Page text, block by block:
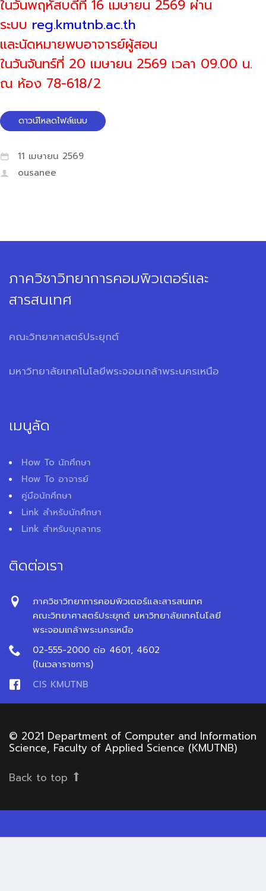
ในวันพฤหัสบดีที่ 16 เมษายน 2569 ผ่าน
ระบบ reg.kmutnb.ac.th
และนัดหมายพบอาจารย์ผู้สอน
ในวันจันทร์ที่ 20 เมษายน 2569 เวลา 09.00 น.
ณ ห้อง 78-618/2
ดาวน์โหลดไฟล์แนบ
11 เมษายน 2569
ousanee
ภาควิชาวิทยาการคอมพิวเตอร์และ
สารสนเทศ
คณะวิทยาศาสตร์ประยุกต์
มหาวิทยาลัยเทคโนโลยีพระจอมเกล้าพระนครเหนือ
เมนูลัด
How To นักศึกษา
How To อาจารย์
คู่มือนักศึกษา
Link สำหรับนักศึกษา
Link สำหรับบุคลากร
ติดต่อเรา
ภาควิชาวิทยาการคอมพิวเตอร์และสารสนเทศ
คณะวิทยาศาสตร์ประยุกต์ มหาวิทยาลัยเทคโนโลยี
พระจอมเกล้าพระนครเหนือ
02-555-2000 ต่อ 4601, 4602
(ในเวลาราชการ)
CIS KMUTNB
© 2021 Department of Computer and Information
Science, Faculty of Applied Science (KMUTNB)
Back to top